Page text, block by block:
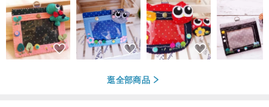
逛全部商品